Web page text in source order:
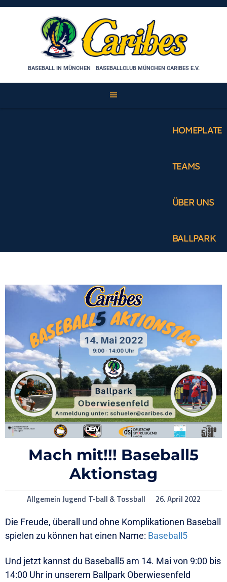
Skip
BASEBALL IN MÜNCHEN BASEBALLCLUB MÜNCHEN CARIBES E.V.
HOMEPLATE
TEAMS
ÜBER UNS
BALLPARK
Mach mit!!! Baseball5
Aktionstag
Allgemein Jugend T-ball & Tossball 26. April 2022
Die Freude, überall und ohne Komplikationen Baseball
spielen zu können hat einen Name: Baseball5
Und jetzt kannst du Baseball5 am 14. Mai von 9:00 bis
14:00 Uhr in unserem Ballpark Oberwiesenfeld